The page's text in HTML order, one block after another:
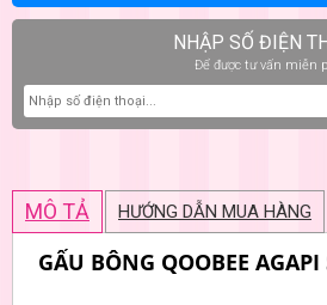
NHẬP SỐ ĐIỆN
Để được tư vấn miễn
MÔ TẢ HƯỚNG DẪN MUA HÀNG
GẤU BÔNG QOOBEE